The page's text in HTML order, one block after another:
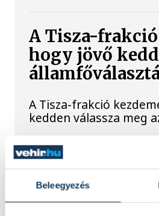
Beleegyezés
A Tisza-
hogy jövő
A Tisza-frakció
kedden válassza meg
Valami óriási
reggel